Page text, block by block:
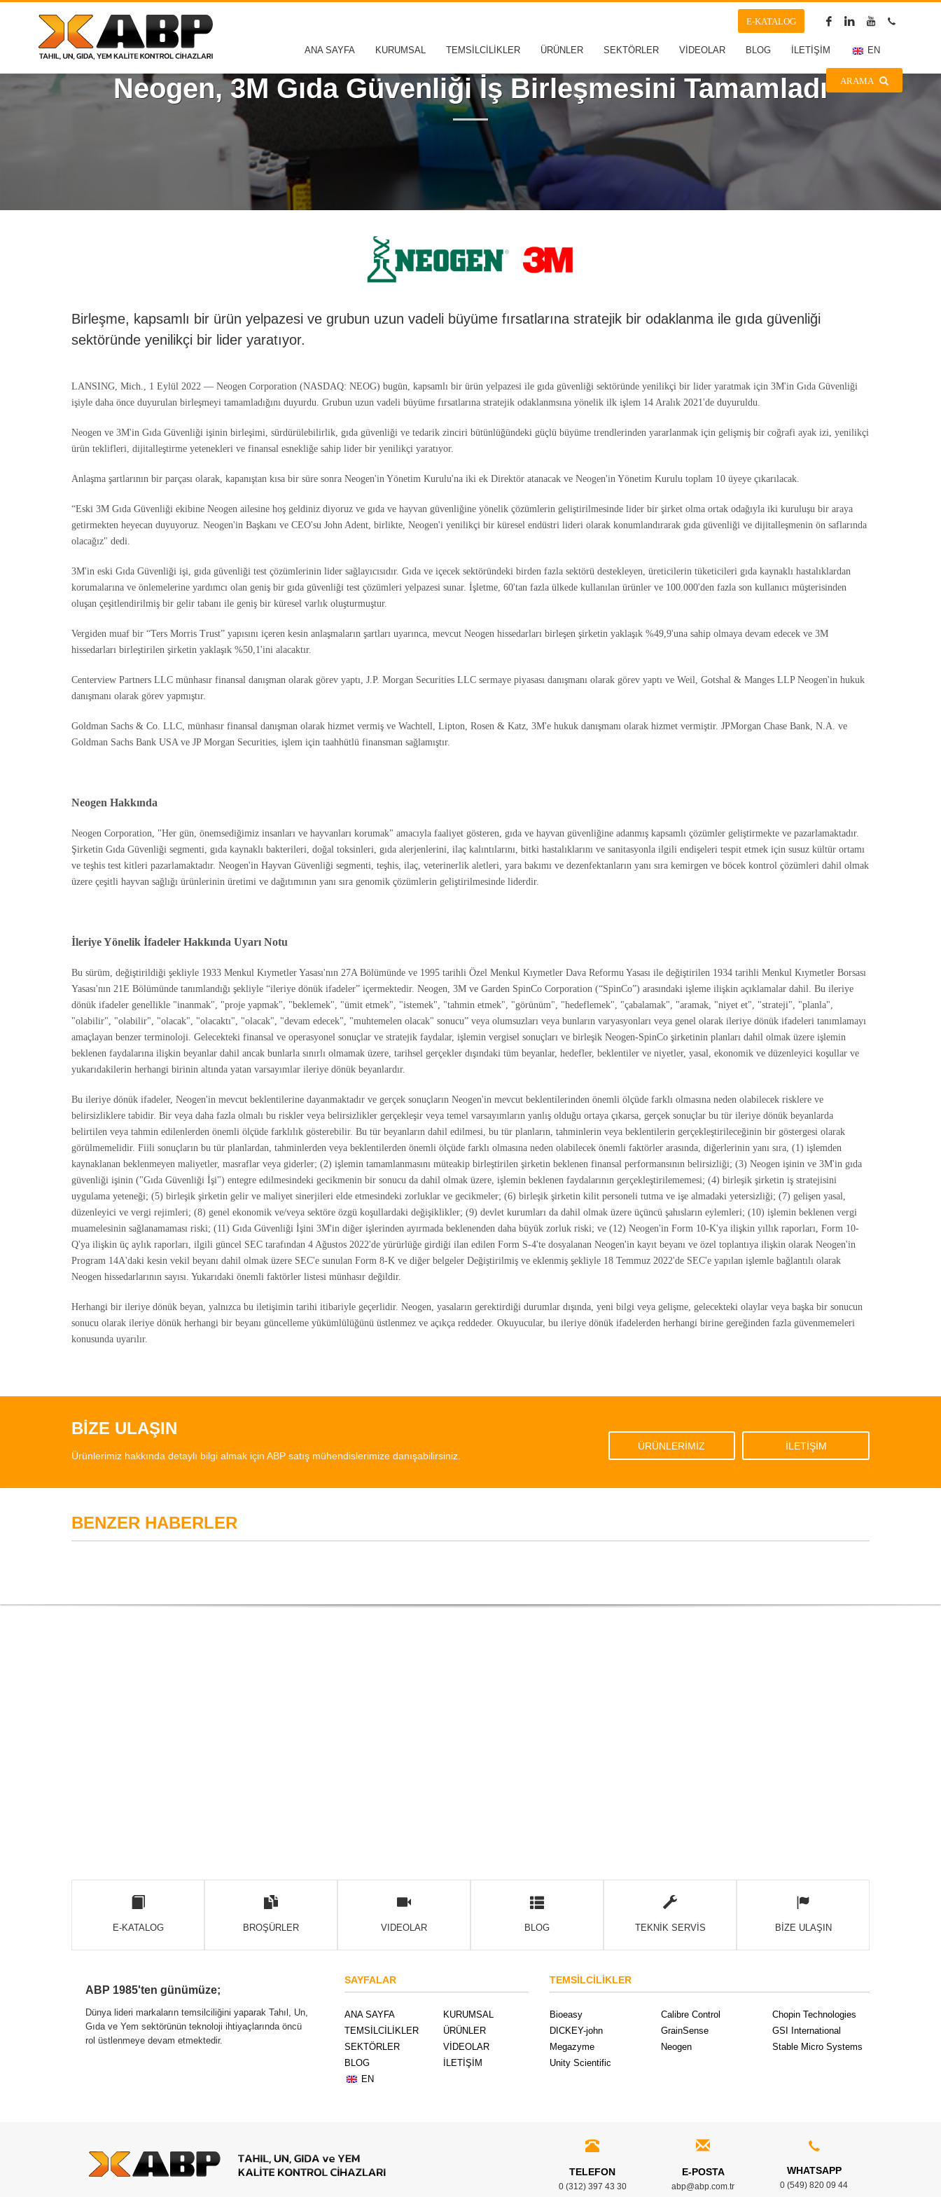
E-KATALOG
ANA SAYFA KURUMSAL TEMSİLCİLİKLER ÜRÜNLER SEKTÖRLER VİDEOLAR BLOG İLETİŞİM EN
ARAMA
Neogen, 3M Gıda Güvenliği İş Birleşmesini Tamamladı
Birleşme, kapsamlı bir ürün yelpazesi ve grubun uzun vadeli büyüme fırsatlarına stratejik bir odaklanma ile gıda güvenliği
sektöründe yenilikçi bir lider yaratıyor.
LANSING, Mich., 1 Eylül 2022 — Neogen Corporation (NASDAQ: NEOG) bugün, kapsamlı bir ürün yelpazesi ile gıda güvenliği sektöründe yenilikçi bir lider yaratmak için 3M'in Gıda Güvenliği
işiyle daha önce duyurulan birleşmeyi tamamladığını duyurdu. Grubun uzun vadeli büyüme fırsatlarına stratejik odaklanmsına yönelik ilk işlem 14 Aralık 2021'de duyuruldu.
Neogen ve 3M'in Gıda Güvenliği işinin birleşimi, sürdürülebilirlik, gıda güvenliği ve tedarik zinciri bütünlüğündeki güçlü büyüme trendlerinden yararlanmak için gelişmiş bir coğrafi ayak izi, yenilikçi
ürün teklifleri, dijitalleştirme yetenekleri ve finansal esnekliğe sahip lider bir yenilikçi yaratıyor.
Anlaşma şartlarının bir parçası olarak, kapanıştan kısa bir süre sonra Neogen'in Yönetim Kurulu'na iki ek Direktör atanacak ve Neogen'in Yönetim Kurulu toplam 10 üyeye çıkarılacak.
“Eski 3M Gıda Güvenliği ekibine Neogen ailesine hoş geldiniz diyoruz ve gıda ve hayvan güvenliğine yönelik çözümlerin geliştirilmesinde lider bir şirket olma ortak odağıyla iki kuruluşu bir araya
getirmekten heyecan duyuyoruz. Neogen'in Başkanı ve CEO'su John Adent, birlikte, Neogen'i yenilikçi bir küresel endüstri lideri olarak konumlandırarak gıda güvenliği ve dijitalleşmenin ön saflarında
olacağız" dedi.
3M'in eski Gıda Güvenliği işi, gıda güvenliği test çözümlerinin lider sağlayıcısıdır. Gıda ve içecek sektöründeki birden fazla sektörü destekleyen, üreticilerin tüketicileri gıda kaynaklı hastalıklardan
korumalarına ve önlemelerine yardımcı olan geniş bir gıda güvenliği test çözümleri yelpazesi sunar. İşletme, 60'tan fazla ülkede kullanılan ürünler ve 100.000'den fazla son kullanıcı müşterisinden
oluşan çeşitlendirilmiş bir gelir tabanı ile geniş bir küresel varlık oluşturmuştur.
Vergiden muaf bir “Ters Morris Trust” yapısını içeren kesin anlaşmaların şartları uyarınca, mevcut Neogen hissedarları birleşen şirketin yaklaşık %49,9'una sahip olmaya devam edecek ve 3M
hissedarları birleştirilen şirketin yaklaşık %50,1'ini alacaktır.
Centerview Partners LLC münhasır finansal danışman olarak görev yaptı, J.P. Morgan Securities LLC sermaye piyasası danışmanı olarak görev yaptı ve Weil, Gotshal & Manges LLP Neogen'in hukuk
danışmanı olarak görev yapmıştır.
Goldman Sachs & Co. LLC, münhasır finansal danışman olarak hizmet vermiş ve Wachtell, Lipton, Rosen & Katz, 3M'e hukuk danışmanı olarak hizmet vermiştir. JPMorgan Chase Bank, N.A. ve
Goldman Sachs Bank USA ve JP Morgan Securities, işlem için taahhütlü finansman sağlamıştır.
Neogen Hakkında
Neogen Corporation, "Her gün, önemsediğimiz insanları ve hayvanları korumak" amacıyla faaliyet gösteren, gıda ve hayvan güvenliğine adanmış kapsamlı çözümler geliştirmekte ve pazarlamaktadır.
Şirketin Gıda Güvenliği segmenti, gıda kaynaklı bakterileri, doğal toksinleri, gıda alerjenlerini, ilaç kalıntılarını, bitki hastalıklarını ve sanitasyonla ilgili endişeleri tespit etmek için susuz kültür ortamı
ve teşhis test kitleri pazarlamaktadır. Neogen'in Hayvan Güvenliği segmenti, teşhis, ilaç, veterinerlik aletleri, yara bakımı ve dezenfektanların yanı sıra kemirgen ve böcek kontrol çözümleri dahil olmak
üzere çeşitli hayvan sağlığı ürünlerinin üretimi ve dağıtımının yanı sıra genomik çözümlerin geliştirilmesinde liderdir.
İleriye Yönelik İfadeler Hakkında Uyarı Notu
Bu sürüm, değiştirildiği şekliyle 1933 Menkul Kıymetler Yasası'nın 27A Bölümünde ve 1995 tarihli Özel Menkul Kıymetler Dava Reformu Yasası ile değiştirilen 1934 tarihli Menkul Kıymetler Borsası
Yasası'nın 21E Bölümünde tanımlandığı şekliyle “ileriye dönük ifadeler” içermektedir. Neogen, 3M ve Garden SpinCo Corporation (“SpinCo”) arasındaki işleme ilişkin açıklamalar dahil. Bu ileriye
dönük ifadeler genellikle "inanmak", "proje yapmak", "beklemek", "ümit etmek", "istemek", "tahmin etmek", "görünüm", "hedeflemek", "çabalamak", "aramak, "niyet et", "strateji", "planla",
"olabilir", "olabilir", "olacak", "olacaktı", "olacak", "devam edecek", "muhtemelen olacak" sonucu” veya olumsuzları veya bunların varyasyonları veya genel olarak ileriye dönük ifadeleri tanımlamayı
amaçlayan benzer terminoloji. Gelecekteki finansal ve operasyonel sonuçlar ve stratejik faydalar, işlemin vergisel sonuçları ve birleşik Neogen-SpinCo şirketinin planları dahil olmak üzere işlemin
beklenen faydalarına ilişkin beyanlar dahil ancak bunlarla sınırlı olmamak üzere, tarihsel gerçekler dışındaki tüm beyanlar, hedefler, beklentiler ve niyetler, yasal, ekonomik ve düzenleyici koşullar ve
yukarıdakilerin herhangi birinin altında yatan varsayımlar ileriye dönük beyanlardır.
Bu ileriye dönük ifadeler, Neogen'in mevcut beklentilerine dayanmaktadır ve gerçek sonuçların Neogen'in mevcut beklentilerinden önemli ölçüde farklı olmasına neden olabilecek risklere ve
belirsizliklere tabidir. Bir veya daha fazla olmalı bu riskler veya belirsizlikler gerçekleşir veya temel varsayımların yanlış olduğu ortaya çıkarsa, gerçek sonuçlar bu tür ileriye dönük beyanlarda
belirtilen veya tahmin edilenlerden önemli ölçüde farklılık gösterebilir. Bu tür beyanların dahil edilmesi, bu tür planların, tahminlerin veya beklentilerin gerçekleştirileceğinin bir göstergesi olarak
görülmemelidir. Fiili sonuçların bu tür planlardan, tahminlerden veya beklentilerden önemli ölçüde farklı olmasına neden olabilecek önemli faktörler arasında, diğerlerinin yanı sıra, (1) işlemden
kaynaklanan beklenmeyen maliyetler, masraflar veya giderler; (2) işlemin tamamlanmasını müteakip birleştirilen şirketin beklenen finansal performansının belirsizliği; (3) Neogen işinin ve 3M'in gıda
güvenliği işinin ("Gıda Güvenliği İşi") entegre edilmesindeki gecikmenin bir sonucu da dahil olmak üzere, işlemin beklenen faydalarının gerçekleştirilememesi; (4) birleşik şirketin iş stratejisini
uygulama yeteneği; (5) birleşik şirketin gelir ve maliyet sinerjileri elde etmesindeki zorluklar ve gecikmeler; (6) birleşik şirketin kilit personeli tutma ve işe almadaki yetersizliği; (7) gelişen yasal,
düzenleyici ve vergi rejimleri; (8) genel ekonomik ve/veya sektöre özgü koşullardaki değişiklikler; (9) devlet kurumları da dahil olmak üzere üçüncü şahısların eylemleri; (10) işlemin beklenen vergi
muamelesinin sağlanamaması riski; (11) Gıda Güvenliği İşini 3M'in diğer işlerinden ayırmada beklenenden daha büyük zorluk riski; ve (12) Neogen'in Form 10-K'ya ilişkin yıllık raporları, Form 10-
Q'ya ilişkin üç aylık raporları, ilgili güncel SEC tarafından 4 Ağustos 2022'de yürürlüğe girdiği ilan edilen Form S-4'te dosyalanan Neogen'in kayıt beyanı ve özel toplantıya ilişkin olarak Neogen'in
Program 14A'daki kesin vekil beyanı dahil olmak üzere SEC'e sunulan Form 8-K ve diğer belgeler Değiştirilmiş ve eklenmiş şekliyle 18 Temmuz 2022'de SEC'e yapılan işlemle bağlantılı olarak
Neogen hissedarlarının sayısı. Yukarıdaki önemli faktörler listesi münhasır değildir.
Herhangi bir ileriye dönük beyan, yalnızca bu iletişimin tarihi itibariyle geçerlidir. Neogen, yasaların gerektirdiği durumlar dışında, yeni bilgi veya gelişme, gelecekteki olaylar veya başka bir sonucun
sonucu olarak ileriye dönük herhangi bir beyanı güncelleme yükümlülüğünü üstlenmez ve açıkça reddeder. Okuyucular, bu ileriye dönük ifadelerden herhangi birine gereğinden fazla güvenmemeleri
konusunda uyarılır.
BİZE ULAŞIN
Ürünlerimiz hakkında detaylı bilgi almak için ABP satış mühendislerimize danışabilirsiniz.
ÜRÜNLERİMİZ İLETİŞİM
BENZER HABERLER
E-KATALOG BROŞÜRLER VIDEOLAR BLOG TEKNİK SERVİS BİZE ULAŞIN
ABP 1985'ten günümüze;
Dünya lideri markaların temsilciliğini yaparak Tahıl, Un,
Gıda ve Yem sektörünün teknoloji ihtiyaçlarında öncü
rol üstlenmeye devam etmektedir.
SAYFALAR
ANA SAYFA
KURUMSAL
TEMSİLCİLİKLER
ÜRÜNLER
SEKTÖRLER
VİDEOLAR
BLOG
İLETİŞİM
EN
TEMSİLCİLİKLER
Bioeasy Calibre Control
Chopin Technologies
DICKEY-john
GrainSense
GSI International
Megazyme
Neogen
Stable Micro Systems
Unity Scientific
TELEFON
0 (312) 397 43 30
E-POSTA
abp@abp.com.tr
WHATSAPP
0 (549) 820 09 44